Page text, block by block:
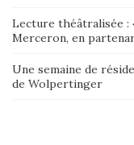
Lecture théâtralisée :
Merceron, en
Une semaine de
de Wolpertinger